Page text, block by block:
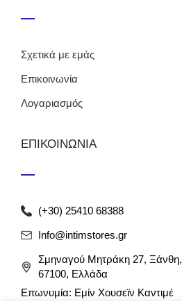
Σχετικά με εμάς
Επικοινωνία
Λογαριασμός
ΕΠΙΚΟΙΝΩΝΙΑ
(+30) 25410 68388
Info@intimstores.gr
Σμηναγού Μητράκη 27, Ξάνθη,
67100, Ελλάδα
Επωνυμία: Εμίν Χουσεϊν Καντιμέ